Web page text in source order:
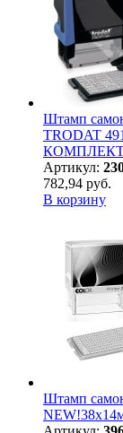
Штамп
TRODAT
Артикул:
782,94 руб.
В корзину
Штамп